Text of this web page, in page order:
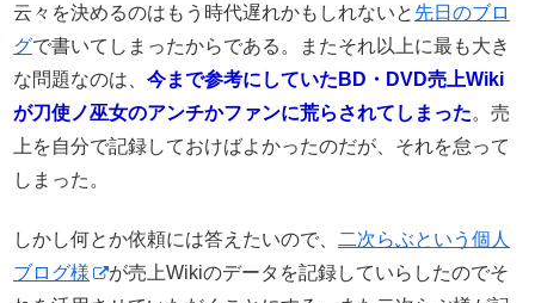
云々を決めるのはもう時代遅れかもしれないと 先日のブロ
グで書いてしまったからである。またそれ以上に最も大き
な問題なのは、 今まで参考にしていたBD・DVD売上Wiki
が刀使ノ巫女のアンチかファンに荒らされてしまった。売
上を自分で記録しておけばよかったのだが、それを怠って
しまった。
しかし何とか依頼には答えたいので、
二次らぶという個人
ブログ様
が売上Wikiのデータを記録していらしたのでそ